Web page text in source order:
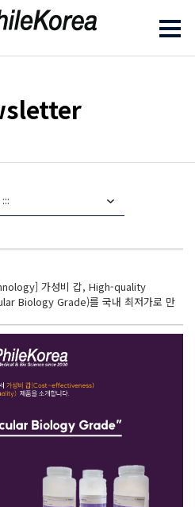
가성비 갑, High-quality
Biology Grade)를 국내 최저가로 만